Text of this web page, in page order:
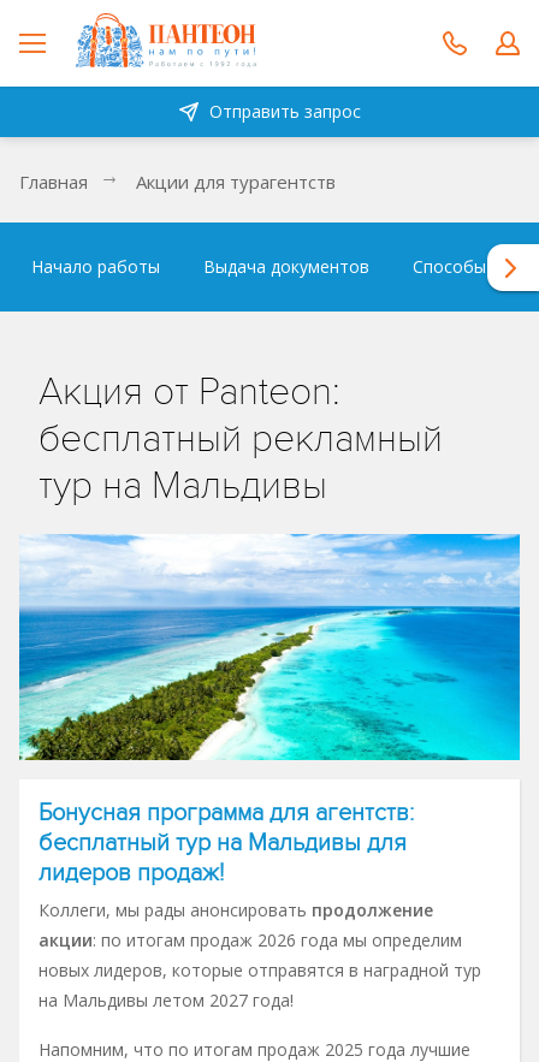
Отправить запрос
Главная Акции для турагентств
Начало работы Выдача документов Способы и
Акция от Panteon:
бесплатный рекламный
тур на Мальдивы
Бонусная программа для агентств:
бесплатный тур на Мальдивы для
лидеров продаж!
Коллеги, мы рады анонсировать продолжение
акции: по итогам продаж 2026 года мы определим
новых лидеров, которые отправятся в наградной тур
на Мальдивы летом 2027 года!
Напомним, что по итогам продаж 2025 года лучшие